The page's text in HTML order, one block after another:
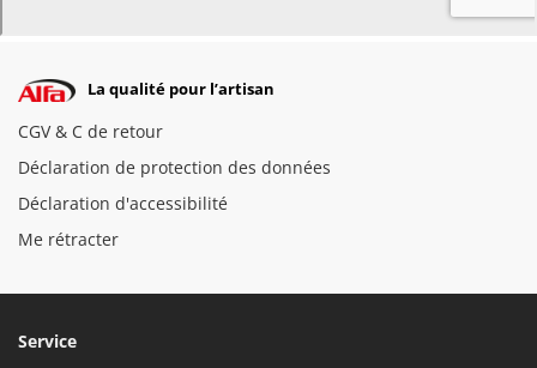
La qualité pour l’artisan
CGV & C de retour
Déclaration de protection des données
Déclaration d'accessibilité
Me rétracter
Service